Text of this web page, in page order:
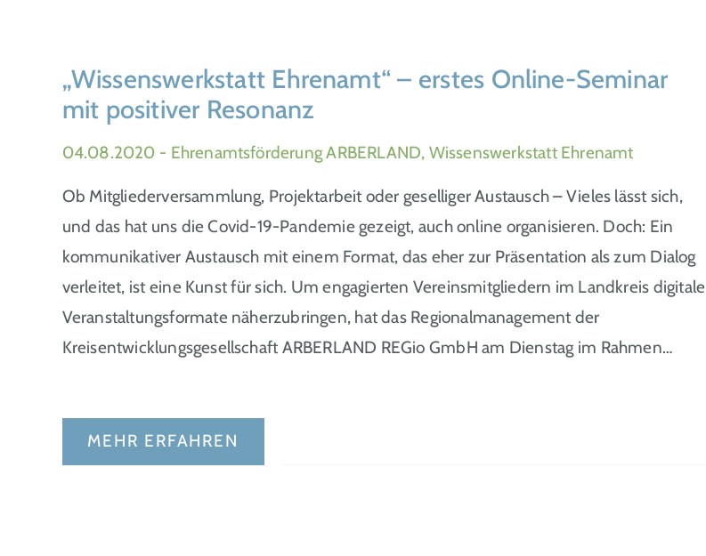
„Wissenswerkstatt Ehrenamt“ – erstes Online-Seminar
mit positiver Resonanz
04.08.2020 - Ehrenamtsförderung ARBERLAND, Wissenswerkstatt Ehrenamt
Ob Mitgliederversammlung, Projektarbeit oder geselliger Austausch – Vieles lässt sich,
und das hat uns die Covid-19-Pandemie gezeigt, auch online organisieren. Doch: Ein
kommunikativer Austausch mit einem Format, das eher zur Präsentation als zum Dialog
verleitet, ist eine Kunst für sich. Um engagierten Vereinsmitgliedern im Landkreis digitale
Veranstaltungsformate näherzubringen, hat das Regionalmanagement der
Kreisentwicklungsgesellschaft ARBERLAND REGio GmbH am Dienstag im Rahmen…
MEHR ERFAHREN